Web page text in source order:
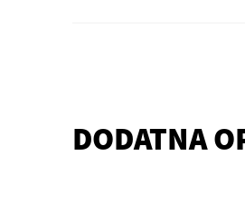
DODATNA